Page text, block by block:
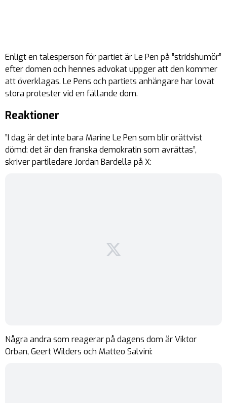
Enligt en talesperson för partiet är Le Pen på ”stridshumör”
efter domen och hennes advokat uppger att den kommer
att överklagas. Le Pens och partiets anhängare har lovat
stora protester vid en fällande dom.
Reaktioner
”I dag är det inte bara Marine Le Pen som blir orättvist
dömd: det är den franska demokratin som avrättas”,
skriver partiledare Jordan Bardella på X:
Några andra som reagerar på dagens dom är Viktor
Orban, Geert Wilders och Matteo Salvini: